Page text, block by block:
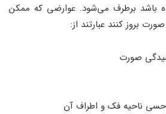
باشد برطرف می‌شود. عوارضی که ممکن
بروز کنند عبارتند از:
صورت
ناحیه فک و اطراف آن